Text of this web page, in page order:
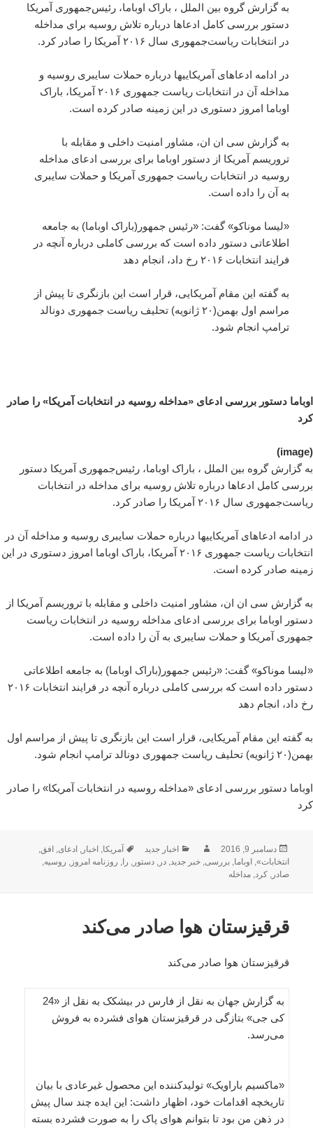
به گزارش گروه بین الملل ، باراک اوباما، رئیس‌جمهوری آمریکا
دستور بررسی کامل ادعاها درباره تلاش روسیه برای مداخله
در انتخابات ریاست‌جمهوری سال ۲۰۱۶ آمریکا را صادر کرد.
در ادامه ادعاهای آمریکاییها درباره حملات سایبری روسیه و
مداخله آن در انتخابات ریاست جمهوری ۲۰۱۶ آمریکا، باراک
اوباما امروز دستوری در این زمینه صادر کرده است.
به گزارش سی ان ان، مشاور امنیت داخلی و مقابله با
تروریسم آمریکا از دستور اوباما برای بررسی ادعای مداخله
روسیه در انتخابات ریاست جمهوری آمریکا و حملات سایبری
به آن را داده است.
«لیسا موناکو» گفت: «رئیس جمهور(باراک اوباما) به جامعه
اطلاعاتی دستور داده است که بررسی کاملی درباره آنچه در
فرایند انتخابات ۲۰۱۶ رخ داد، انجام دهد
به گفته این مقام آمریکایی، قرار است این بازنگری تا پیش از
مراسم اول بهمن(۲۰ ژانویه) تحلیف ریاست جمهوری دونالد
ترامپ انجام شود.
اوباما دستور بررسی ادعای «مداخله روسیه در انتخابات آمریکا» را صادر
کرد
(image)
به گزارش گروه بین الملل ، باراک اوباما، رئیس‌جمهوری آمریکا دستور
بررسی کامل ادعاها درباره تلاش روسیه برای مداخله در انتخابات
ریاست‌جمهوری سال ۲۰۱۶ آمریکا را صادر کرد.
در ادامه ادعاهای آمریکاییها درباره حملات سایبری روسیه و مداخله آن در
انتخابات ریاست جمهوری ۲۰۱۶ آمریکا، باراک اوباما امروز دستوری در این
زمینه صادر کرده است.
به گزارش سی ان ان، مشاور امنیت داخلی و مقابله با تروریسم آمریکا از
دستور اوباما برای بررسی ادعای مداخله روسیه در انتخابات ریاست
جمهوری آمریکا و حملات سایبری به آن را داده است.
«لیسا موناکو» گفت: «رئیس جمهور(باراک اوباما) به جامعه اطلاعاتی
دستور داده است که بررسی کاملی درباره آنچه در فرایند انتخابات ۲۰۱۶
رخ داد، انجام دهد
به گفته این مقام آمریکایی، قرار است این بازنگری تا پیش از مراسم اول
بهمن(۲۰ ژانویه) تحلیف ریاست جمهوری دونالد ترامپ انجام شود.
اوباما دستور بررسی ادعای «مداخله روسیه در انتخابات آمریکا» را صادر
کرد
ارسال
شده
در
دسامبر 9, 2016 نویسندهدسته‌ها
اخبار جدید برچسب‌ها
آمریکا ,اخبار ,ادعای ,افق
انتخابات» ,اوباما ,بررسی ,خبر جدید ,در ,دستور را روزنامه امروز روسیه
صادر
,کرد ,مداخله
قرقیزستان هوا صادر می‌کند
قرقیزستان هوا صادر می‌کند
به گزارش جهان به نقل از فارس در بیشکک به نقل از «24
کی جی» بتازگی در قرقیزستان هوای فشرده به فروش
می‌رسد.
«ماکسیم باراویک» تولیدکننده این محصول غیرعادی با بیان
تاریخچه اقدامات خود، اظهار داشت: این ایده چند سال پیش
در ذهن من بود تا بتوانم هوای پاک را به صورت فشرده بسته